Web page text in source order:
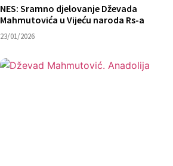
NES: Sramno djelovanje Dževada
Mahmutovića u Vijeću naroda Rs-a
23/01/2026